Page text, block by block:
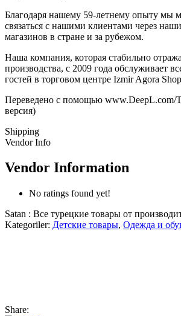
Благодаря нашему 59-летнему опыту мы
связаться с нашими клиентами через
магазинов в стране и за рубежом.
Наша компания, которая стабильно
производства, с 2009 года обслуживает
гостей в торговом центре Izmir Agora
Переведено с помощью www.DeepL.com/
версия)
Shipping
Vendor Info
Vendor Information
No ratings found yet!
Satan : Все турецкие товары от
Kategoriler: Детские товары, Одежда и
Share: